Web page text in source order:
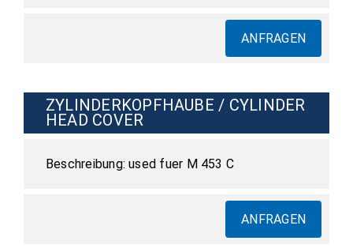
ANFRAGEN
ZYLINDERKOPFHAUBE / CYLINDER
HEAD COVER
used fuer M 453 C
ANFRAGEN